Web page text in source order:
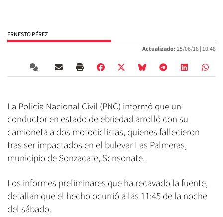
ERNESTO PÉREZ
Actualizado:25/06/18 | 10:48
La Policía Nacional Civil (PNC) informó que un
conductor en estado de ebriedad arrolló con su
camioneta a dos motociclistas, quienes fallecieron
tras ser impactados en el bulevar Las Palmeras,
municipio de Sonzacate, Sonsonate.
Los informes preliminares que ha recavado la fuente,
detallan que el hecho ocurrió a las 11:45 de la noche
del sábado.